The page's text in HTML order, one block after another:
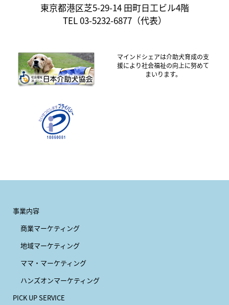
東京都港区芝5-29-14 田町日工ビル4階
TEL 03-5232-6877（代表）
マインドシェアは介助犬育成の支
援により社会福祉の向上に努めて
まいります。
事業内容
商業マーケティング
地域マーケティング
ママ・マーケティング
ハンズオンマーケティング
PICK UP SERVICE